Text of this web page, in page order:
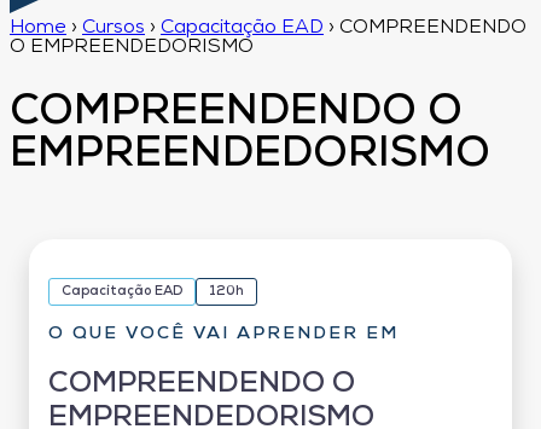
Home › Cursos › Capacitação EAD › COMPREENDENDO
O EMPREENDEDORISMO
COMPREENDENDO O
EMPREENDEDORISMO
Capacitação EAD 120h
O QUE VOCÊ VAI APRENDER EM
COMPREENDENDO O
EMPREENDEDORISMO